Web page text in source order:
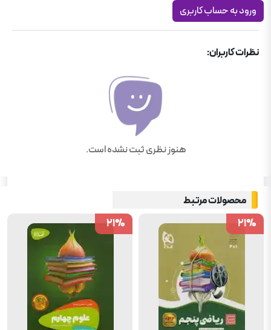
ورود به حساب کاربری
نظرات کاربران:
هنوز نظری ثبت نشده است.
محصولات مرتبط
21%
21%
21%
21%